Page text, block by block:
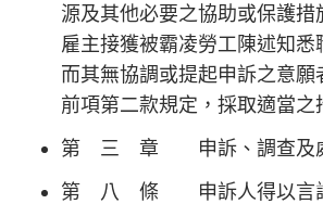
源及其他必要之協助或保護措
雇主接獲被霸凌勞工陳述知悉
而其無協調或提起申訴之意願
前項第二款規定，採取適當之
第 三 章 申訴、調查及
第 八 條 申訴人得以言詞